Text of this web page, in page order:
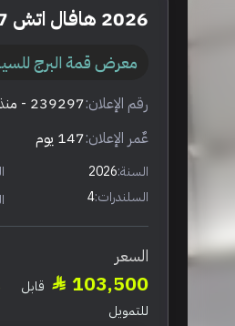
2026 هافال اتش 7
معرض قمة البرج
رقم الإعلان:239297 - منذ 9
عٌمر الإعلان:147 يوم
السنة:2026
السلندرات:4
السعر
103,500
قابل
للتمويل